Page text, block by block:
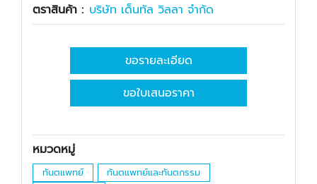
ตราสินค้า : บริษัท เด็นทัล วิลลา จำกัด
ขอรายละเอียด
ขอใบเสนอราคา
หมวดหมู่
ทันตแพทย์
ทันตแพทย์และทันตกรรม